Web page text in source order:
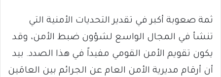
ثمة صعوبة أكبر في تقدير التحديات الأمنية التي
تنشأ في المجال الواسع لشؤون ضبط الأمن، وقد
يكون تقويم الأمن القومي مفيداً في هذا الصدد. بيد
أن أرقام مديرية الأمن العام عن الجرائم بين العامَين